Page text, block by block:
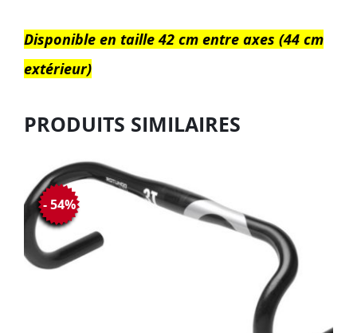
Disponible en taille 42 cm entre axes (44 cm
extérieur)
PRODUITS SIMILAIRES
- 54%